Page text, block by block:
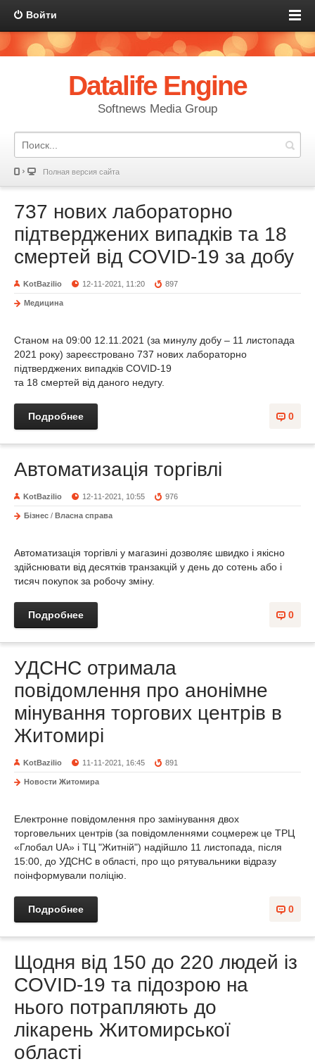
Войти
Datalife Engine
Softnews Media Group
Полная версия сайта
737 нових лабораторно
підтверджених випадків та 18
смертей від СOVID-19 за добу
KotBazilio 12-11-2021, 11:20 897
Медицина
Станом на 09:00 12.11.2021 (за минулу добу – 11 листопада
2021 року) зареєстровано 737 нових лабораторно
підтверджених випадків СOVID-19
та 18 смертей від даного недугу.
0
Подробнее
Автоматизація торгівлі
KotBazilio 12-11-2021, 10:55 976
Бізнес / Власна справа
Автоматизація торгівлі у магазині дозволяє швидко і якісно
здійснювати від десятків транзакцій у день до сотень або і
тисяч покупок за робочу зміну.
0
Подробнее
УДСНС отримала
повідомлення про анонімне
мінування торгових центрів в
Житомирі
KotBazilio 11-11-2021, 16:45 891
Новости Житомира
Електронне повідомлення про замінування двох
торговельних центрів (за повідомленнями соцмереж це ТРЦ
«Глобал UA» і ТЦ "Житній") надійшло 11 листопада, після
15:00, до УДСНС в області, про що рятувальники відразу
поінформували поліцію.
0
Подробнее
Щодня від 150 до 220 людей із
COVID-19 та підозрою на
нього потрапляють до
лікарень Житомирської
області